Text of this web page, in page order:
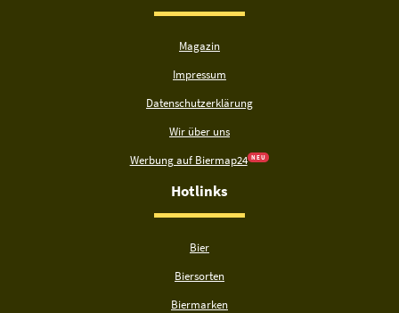
Magazin
Impressum
Datenschutzerklärung
Wir über uns
Werbung auf Biermap24 N E U
Hotlinks
Bier
Biersorten
Biermarken